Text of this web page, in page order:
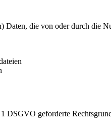
Daten, die von oder durch die
DSGVO geforderte